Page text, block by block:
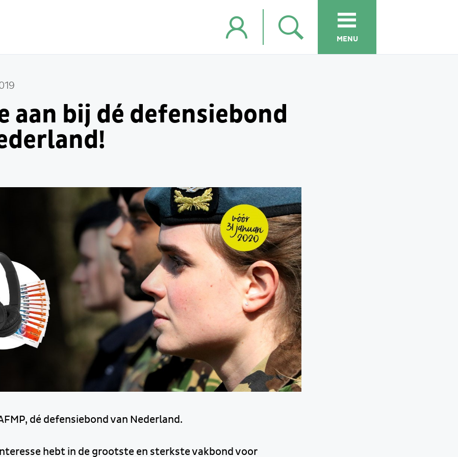
MENU
aan bij dé defensiebond
dé defensiebond van Nederland.
hebt in de grootste en sterkste vakbond voor